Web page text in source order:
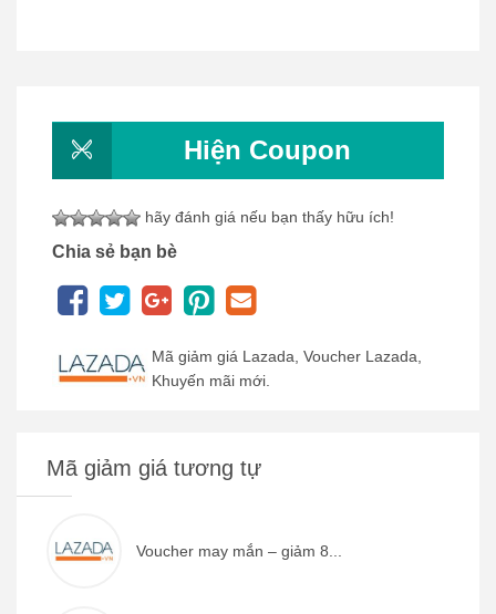
Hiện Coupon
hãy đánh giá nếu bạn thấy hữu ích!
Chia sẻ bạn bè
Mã giảm giá Lazada, Voucher Lazada,
Khuyến mãi mới.
Mã giảm giá tương tự
Voucher may mắn – giảm 8...